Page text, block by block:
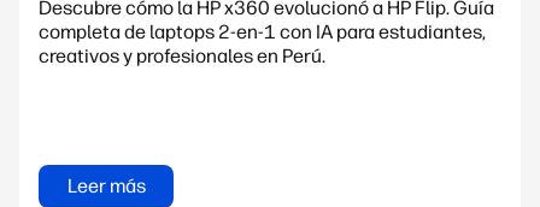
Descubre cómo la HP x360 evolucionó a HP Flip. Guía
completa de laptops 2-en-1 con IA para estudiantes,
creativos y profesionales en Perú.
Leer más